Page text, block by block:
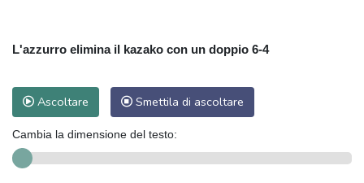
L'azzurro elimina il kazako con un doppio 6-4
Ascoltare Smettila di ascoltare
Cambia la dimensione del testo: